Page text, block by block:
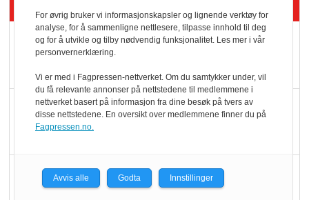
Rema-flaggskip
dundrer videre
Slik opprettholdes
Færre varer, men fulle
hyller
For øvrig bruker vi informasjonskapsler og lignende verktøy for
analyse, for å sammenligne nettlesere, tilpasse innhold til deg
og for å utvikle og tilby nødvendig funksjonalitet. Les mer i vår
personvernerklæring.
Vi er med i Fagpressen-nettverket. Om du samtykker under, vil
du få relevante annonser på nettstedene til medlemmene i
nettverket basert på informasjon fra dine besøk på tvers av
disse nettstedene. En oversikt over medlemmene finner du på
Fagpressen.no.
Avvis alle Godta Innstillinger